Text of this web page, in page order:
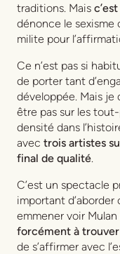
traditions. Mais
dénonce le
milite pour
Ce n’est pas si
de porter tant
développée. Mais
être pas sur les
densité dans
avec trois artistes
final de qualité.
C’est un spectacle
important
emmener voir Mulan
forcément à
de s’affirmer avec